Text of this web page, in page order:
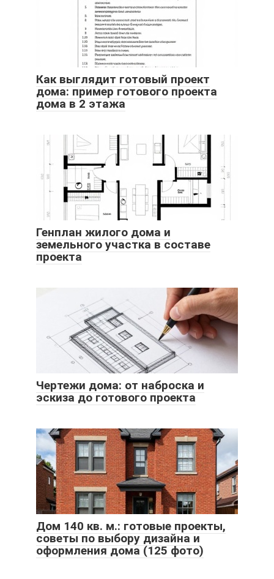
Как выглядит готовый проект
дома: пример готового проекта
дома в 2 этажа
Генплан жилого дома и
земельного участка в составе
проекта
Чертежи дома: от наброска и
эскиза до готового проекта
Дом 140 кв. м.: готовые проекты,
советы по выбору дизайна и
оформления дома (125 фото)